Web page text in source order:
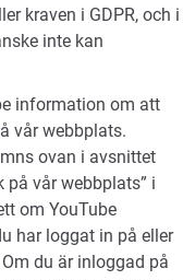
kraven i GDPR, och i
inte kan
information om att
vår webbplats.
ovan i avsnittet
på vår webbplats” i
om YouTube
har loggat in på eller
du är inloggad på